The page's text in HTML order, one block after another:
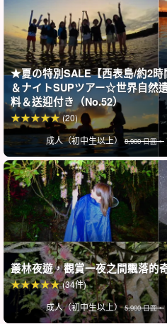
★夏の特別SALE【西表島/約2時
＆ナイトSUPツアー☆世界自然
料＆送迎付き（No.52）
成人（初中生以上）8,900 日圓。
(20)
叢林夜遊，觀賞一夜之間飄落的
成人（初中生以上）5,900 日圓。
(34件)